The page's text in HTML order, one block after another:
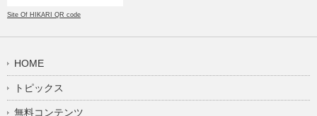
Site Of HIKARI QR code
HOME
トピックス
無料コンテンツ